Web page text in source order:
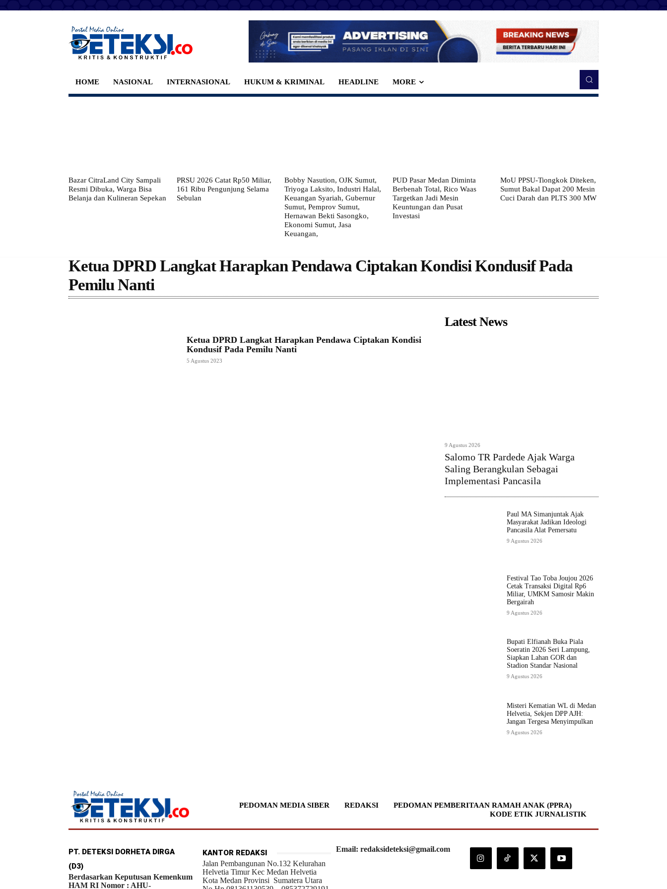
HOME NASIONAL INTERNASIONAL HUKUM & KRIMINAL HEADLINE MORE
Bazar CitraLand City Sampali
Resmi Dibuka, Warga Bisa
Belanja dan Kulineran Sepekan
PRSU 2026 Catat Rp50 Miliar,
161 Ribu Pengunjung Selama
Sebulan
Bobby Nasution, OJK Sumut,
Triyoga Laksito, Industri Halal,
Keuangan Syariah, Gubernur
Sumut, Pemprov Sumut,
Hernawan Bekti Sasongko,
Ekonomi Sumut, Jasa
Keuangan,
PUD Pasar Medan Diminta
Berbenah Total, Rico Waas
Targetkan Jadi Mesin
Keuntungan dan Pusat
Investasi
MoU PPSU-Tiongkok Diteken,
Sumut Bakal Dapat 200 Mesin
Cuci Darah dan PLTS 300 MW
Ketua DPRD Langkat Harapkan Pendawa Ciptakan Kondisi Kondusif Pada
Pemilu Nanti
Ketua DPRD Langkat Harapkan Pendawa Ciptakan Kondisi
Kondusif Pada Pemilu Nanti
5 Agustus 2023
Latest News
9 Agustus 2026
Salomo TR Pardede Ajak Warga
Saling Berangkulan Sebagai
Implementasi Pancasila
Paul MA Simanjuntak Ajak
Masyarakat Jadikan Ideologi
Pancasila Alat Pemersatu
9 Agustus 2026
Festival Tao Toba Joujou 2026
Cetak Transaksi Digital Rp6
Miliar, UMKM Samosir Makin
Bergairah
9 Agustus 2026
Bupati Elfianah Buka Piala
Soeratin 2026 Seri Lampung,
Siapkan Lahan GOR dan
Stadion Standar Nasional
9 Agustus 2026
Misteri Kematian WL di Medan
Helvetia, Sekjen DPP AJH:
Jangan Tergesa Menyimpulkan
9 Agustus 2026
PEDOMAN MEDIA SIBER REDAKSI
PEDOMAN PEMBERITAAN RAMAH ANAK (PPRA)
KODE ETIK JURNALISTIK
PT. DETEKSI DORHETA DIRGA
(D3)
Berdasarkan Keputusan Kemenkum
HAM RI Nomor : AHU-
KANTOR REDAKSI
Jalan Pembangunan No.132 Kelurahan
Helvetia Timur Kec Medan Helvetia
Kota Medan Provinsi Sumatera Utara
Email: redaksideteksi@gmail.com